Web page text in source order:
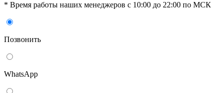
* Время работы наших менеджеров с 10:00 до 22:00 по МСК
Позвонить
WhatsАpp